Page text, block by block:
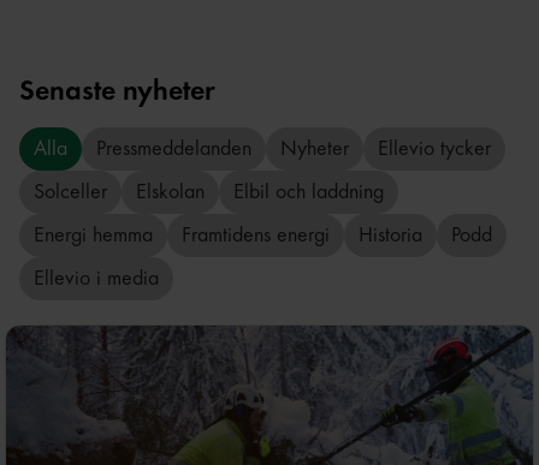
Senaste nyheter
Alla Pressmeddelanden Nyheter
Ellevio tycker
Solceller
Elskolan
Elbil och laddning
Energi hemma
Framtidens energi Historia
Podd
Ellevio i media